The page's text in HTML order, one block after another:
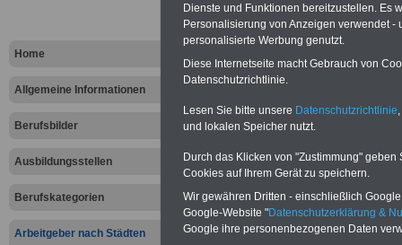
Home
Allgemeine Informationen
Berufsbilder
Ausbildungsstellen
Berufskategorien
Arbeitgeber nach Städten
Vergleichen und sparen
Bausparen schon ab 16 Jahren
Berufsunfähigkeitsabsicherung
Online-Vergleich Gesetzliche
Krankenkassen
Vorteile der Privaten
Krankenversicherung
zurück zur
Dienste und Funktionen bereitzustellen. Es
Personalisierung von Anzeigen verwendet
personalisierte Werbung genutzt.
Diese Internetseite macht Gebrauch von
Datenschutzrichtlinie.
Lesen Sie bitte unsere Datenschutzrichtlinie
und lokalen Speicher nutzt.
Durch das Klicken von "Zustimmung"
Cookies auf Ihrem Gerät zu speichern.
Wir gewähren Dritten - einschließlich
Google-Website "Datenschutzerklärung &
Google ihre personenbezogenen Daten